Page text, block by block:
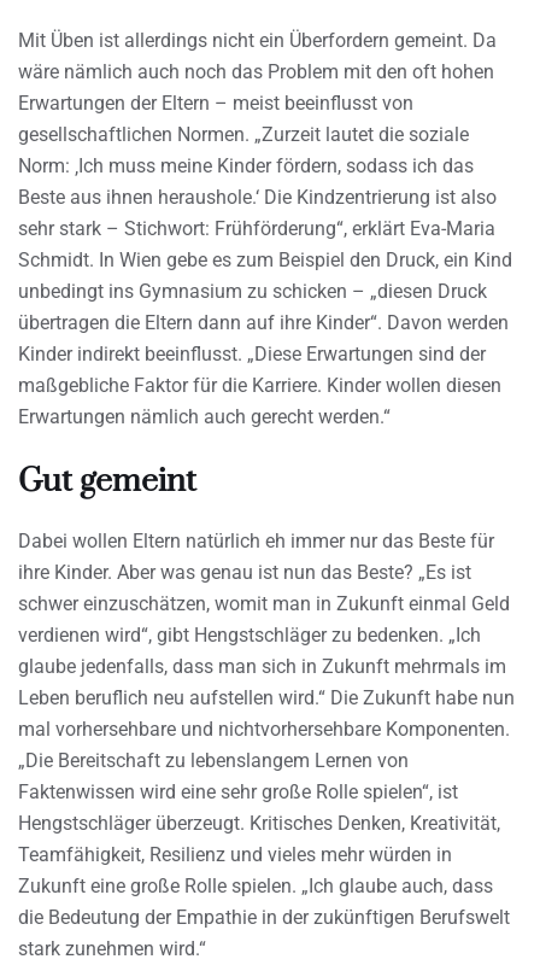
Mit Üben ist allerdings nicht ein Überfordern gemeint. Da
wäre nämlich auch noch das Problem mit den oft hohen
Erwartungen der Eltern – meist beeinflusst von
gesellschaftlichen Normen. „Zurzeit lautet die soziale
Norm: ‚Ich muss meine Kinder fördern, sodass ich das
Beste aus ihnen heraushole.‘ Die Kindzentrierung ist also
sehr stark – Stichwort: Frühförderung“, erklärt Eva-Maria
Schmidt. In Wien gebe es zum Beispiel den Druck, ein Kind
unbedingt ins Gymnasium zu schicken – „diesen Druck
übertragen die Eltern dann auf ihre Kinder“. Davon werden
Kinder indirekt beeinflusst. „Diese Erwartungen sind der
maßgebliche Faktor für die Karriere. Kinder wollen diesen
Erwartungen nämlich auch gerecht werden.“
Gut gemeint
Dabei wollen Eltern natürlich eh immer nur das Beste für
ihre Kinder. Aber was genau ist nun das Beste? „Es ist
schwer einzuschätzen, womit man in Zukunft einmal Geld
verdienen wird“, gibt Hengstschläger zu bedenken. „Ich
glaube jedenfalls, dass man sich in Zukunft mehrmals im
Leben beruflich neu aufstellen wird.“ Die Zukunft habe nun
mal vorhersehbare und nichtvorhersehbare Komponenten.
„Die Bereitschaft zu lebenslangem Lernen von
Faktenwissen wird eine sehr große Rolle spielen“, ist
Hengstschläger überzeugt. Kritisches Denken, Kreativität,
Teamfähigkeit, Resilienz und vieles mehr würden in
Zukunft eine große Rolle spielen. „Ich glaube auch, dass
die Bedeutung der Empathie in der zukünftigen Berufswelt
stark zunehmen wird.“